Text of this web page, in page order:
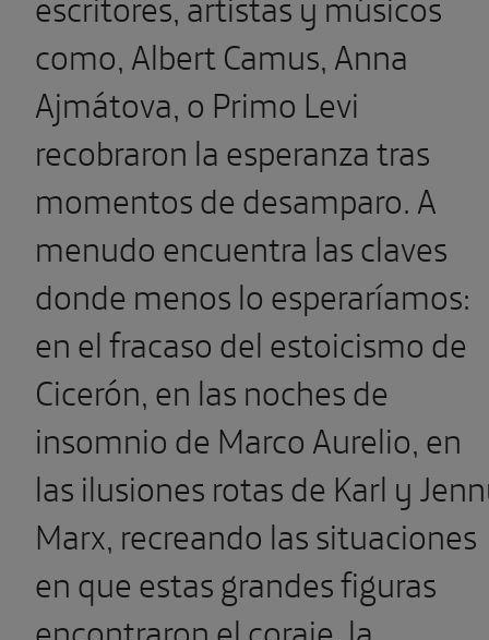
como, Albert Camus, Anna
Ajmátova, o Primo Levi
recobraron la esperanza tras
momentos de desamparo. A
menudo encuentra las claves
donde menos lo esperaríamos:
en el fracaso del estoicismo de
Cicerón, en las noches de
insomnio de Marco Aurelio, en
las ilusiones rotas de Karl y
Marx, recreando las situaciones
en que estas grandes figuras